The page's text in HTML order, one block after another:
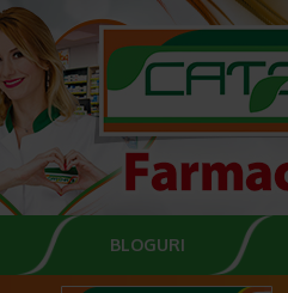
BLOGURI